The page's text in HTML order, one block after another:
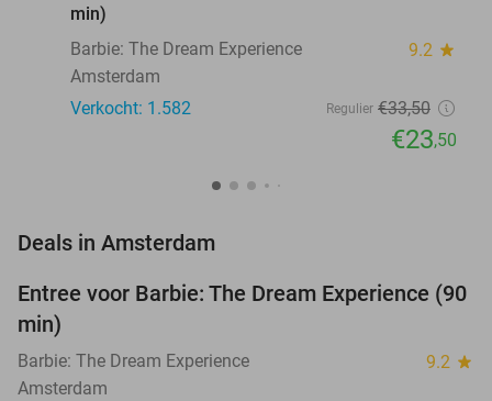
min)
Barbie: The Dream Experience
9.2 star
Amsterdam
Verkocht: 1.582
Regulier €33,50
€23,50
Deals in Amsterdam
30%
Entree voor Barbie: The Dream Experience (90
min)
Barbie: The Dream Experience 9.2 star
Amsterdam